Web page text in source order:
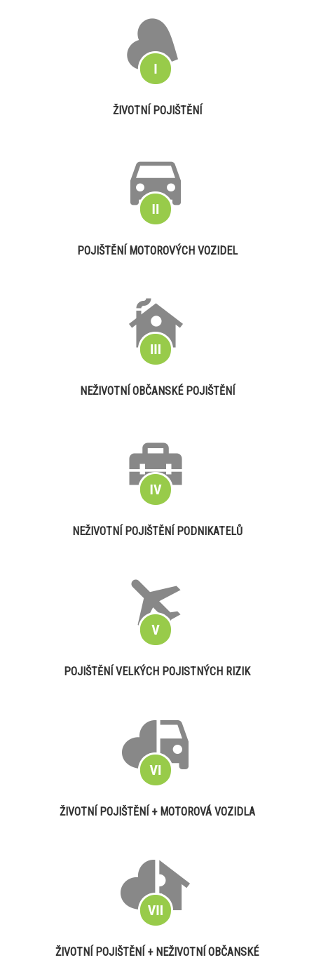
ŽIVOTNÍ POJIŠTĚNÍ
POJIŠTĚNÍ MOTOROVÝCH VOZIDEL
NEŽIVOTNÍ OBČANSKÉ POJIŠTĚNÍ
NEŽIVOTNÍ POJIŠTĚNÍ PODNIKATELŮ
POJIŠTĚNÍ VELKÝCH POJISTNÝCH RIZIK
ŽIVOTNÍ POJIŠTĚNÍ + MOTOROVÁ VOZIDLA
ŽIVOTNÍ POJIŠTĚNÍ + NEŽIVOTNÍ OBČANSKÉ